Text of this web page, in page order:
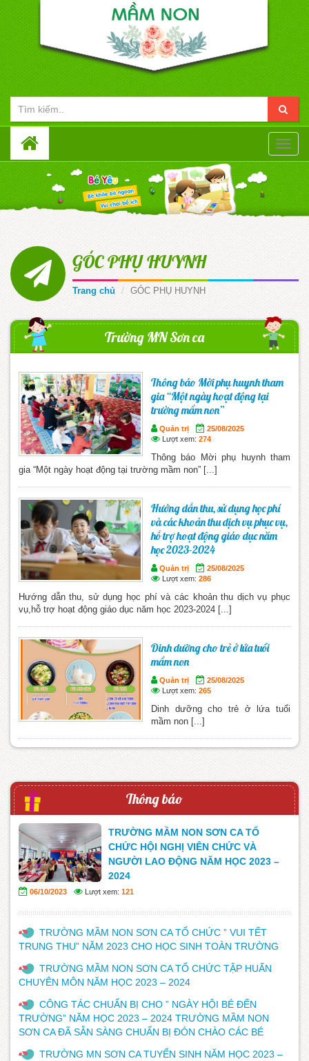
Toggle
GÓC PHỤ HUYNH
Trang chủ GÓC PHỤ HUYNH
Trường MN Sơn ca
Thông báo Mời phụ huynh tham
gia “Một ngày hoạt động tại
trường mầm non”
Quản trị
25/08/2025
Lượt xem: 274
Thông báo Mời phụ huynh tham
gia “Một ngày hoạt động tại trường mầm non” [...]
Hướng dẫn thu, sử dụng học phí
và các khoản thu dịch vụ phục vụ,
hỗ trợ hoạt động giáo dục năm
học 2023-2024
Quản trị
25/08/2025
Lượt xem: 286
Hướng dẫn thu, sử dụng học phí và các khoản thu dịch vụ phục
vụ,hỗ trợ hoạt động giáo dục năm học 2023-2024 [...]
Dinh dưỡng cho trẻ ở lứa tuổi
mầm non
Quản trị
25/08/2025
Lượt xem: 265
Dinh dưỡng cho trẻ ở lứa tuổi
mầm non [...]
Thông báo
TRƯỜNG MẦM NON SƠN CA TỔ
CHỨC HỘI NGHỊ VIÊN CHỨC VÀ
NGƯỜI LAO ĐỘNG NĂM HỌC 2023 –
2024
06/10/2023 Lượt xem: 121
TRƯỜNG MẦM NON SƠN CA TỔ CHỨC ” VUI TẾT
TRUNG THU” NĂM 2023 CHO HỌC SINH TOÀN TRƯỜNG
TRƯỜNG MẦM NON SƠN CA TỔ CHỨC TẬP HUẤN
CHUYÊN MÔN NĂM HỌC 2023 – 2024
CÔNG TÁC CHUẨN BỊ CHO ” NGÀY HỘI BÉ ĐẾN
TRƯỜNG” NĂM HỌC 2023 – 2024 TRƯỜNG MẦM NON
SƠN CA ĐÃ SẴN SÀNG CHUẨN BỊ ĐÓN CHÀO CÁC BÉ
TRƯỜNG MN SƠN CA TUYỂN SINH NĂM HỌC 2023 –